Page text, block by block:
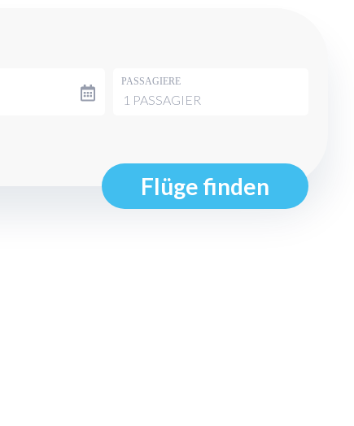
PASSAGIERE